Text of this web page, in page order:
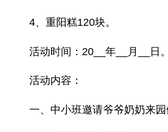
4、重阳糕120块。
活动时间：20__年__月__日。
活动内容：
一、中小班邀请爷爷奶奶来